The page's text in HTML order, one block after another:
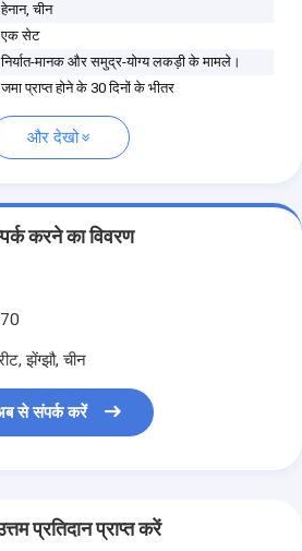
हेनान, चीन
एक सेट
निर्यात-मानक और समुद्र-योग्य लकड़ी के मामले।
जमा प्राप्त होने के 30 दिनों के भीतर
और देखो
करने का विवरण
झेंग्झौ, चीन
से संपर्क करें
प्रतिदान प्राप्त करें